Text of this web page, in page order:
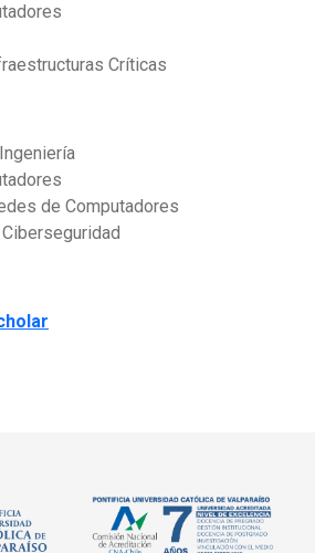
Críticas
de Computadores